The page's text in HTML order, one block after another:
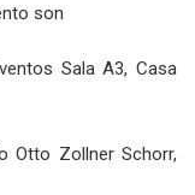
son
Sala A3, Casa
Otto Zollner Schorr,